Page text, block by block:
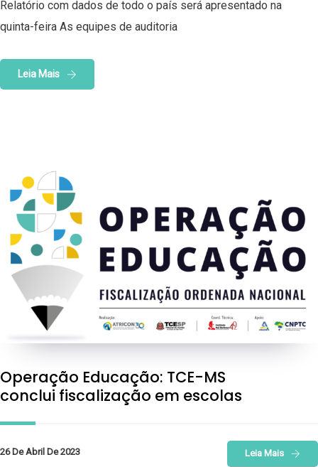
Relatório com dados de todo o país será apresentado na
quinta-feira As equipes de auditoria
Leia Mais
Operação Educação: TCE-MS
conclui fiscalização em escolas
26 De Abril De 2023 Leia Mais